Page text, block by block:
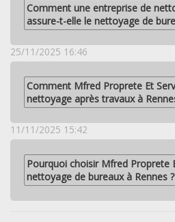
Comment une entreprise de
assure-t-elle le nettoyage de
25/11/2025 16:46
Comment Mfred Proprete Et
nettoyage après travaux à
11/11/2025 15:42
Pourquoi choisir Mfred Proprete
nettoyage de bureaux à Rennes ?